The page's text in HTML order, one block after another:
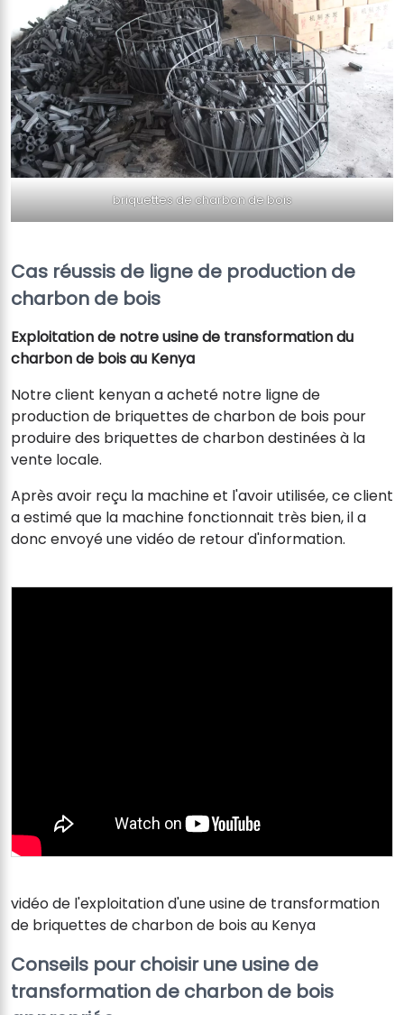
briquettes de charbon de bois
Cas réussis de ligne de production de
charbon de bois
Exploitation de notre usine de transformation du
charbon de bois au Kenya
Notre client kenyan a acheté notre ligne de
production de briquettes de charbon de bois pour
produire des briquettes de charbon destinées à la
vente locale.
Après avoir reçu la machine et l'avoir utilisée, ce client
a estimé que la machine fonctionnait très bien, il a
donc envoyé une vidéo de retour d'information.
vidéo de l'exploitation d'une usine de transformation
de briquettes de charbon de bois au Kenya
Conseils pour choisir une usine de
transformation de charbon de bois